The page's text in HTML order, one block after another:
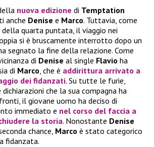
nuova edizione di Temptation
anche Denise e Marco. Tuttavia, come
quarta puntata, il viaggio nei
si è bruscamente interrotto dopo un
segnato la fine della relazione. Come
di Denise al single Flavio ha
di Marco, che è addirittura arrivato a
dei fidanzati. Su tutte le furie,
che la sua compagna ha
il giovane uomo ha deciso di
immediato e nel corso del faccia a
la storia. Nonostante Denise
chance, Marco è stato categorico
fidanzata.